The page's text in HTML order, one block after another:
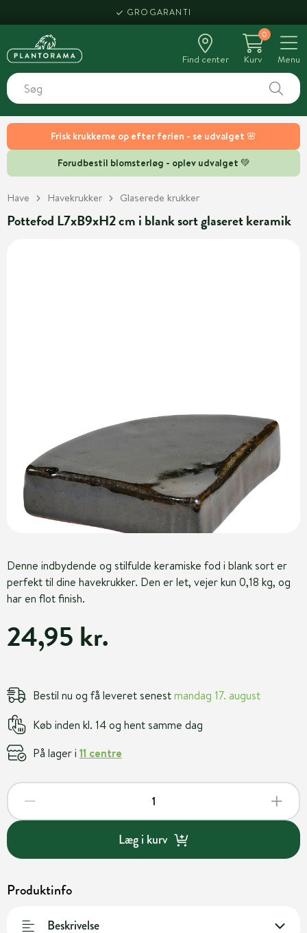
Frisk krukkerne op efter ferien - se udvalget 🌸
Forudbestil blomsterløg - oplev udvalget 💚
GROGARANTI
Find center
0
Kurv
Menu
Have Havekrukker Glaserede krukker
Pottefod L7xB9xH2 cm i blank sort glaseret keramik
Denne indbydende og stilfulde keramiske fod i blank sort er
perfekt til dine havekrukker. Den er let, vejer kun 0,18 kg, og
har en flot finish.
24,95 kr.
Bestil nu og få leveret senestmandag 17. august
Køb inden kl. 14 og hent samme dag
På lager i 11 centre
Læg i kurv
Produktinfo
Beskrivelse